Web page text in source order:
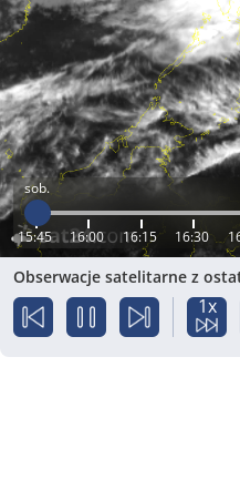
sob.
15:45 16:00 16:15 16:30
Obserwacje satelitarne z
1x